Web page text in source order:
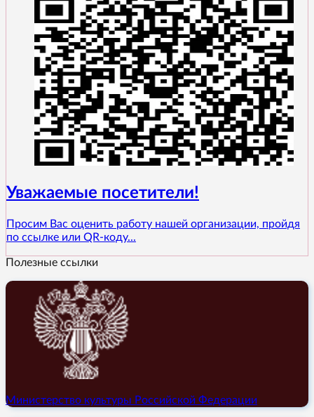
Уважаемые посетители!
Просим Вас оценить работу нашей организации, пройдя
по ссылке или QR-коду...
Полезные ссылки
Министерство культуры Российской Федерации